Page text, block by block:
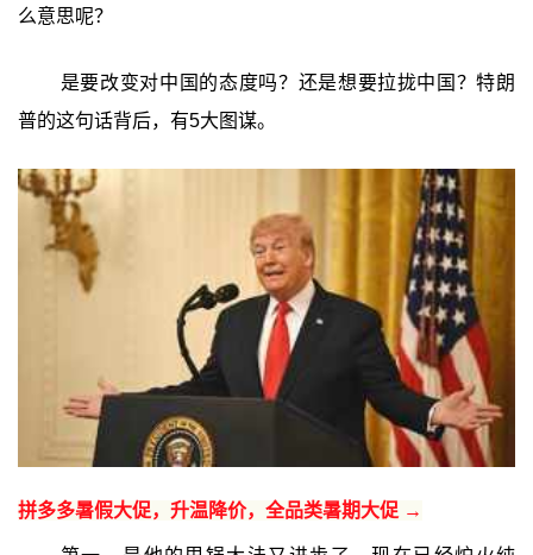
么意思呢？
是要改变对中国的态度吗？还是想要拉拢中国？特朗
普的这句话背后，有5大图谋。
拼多多暑假大促，升温降价，全品类暑期大促 →